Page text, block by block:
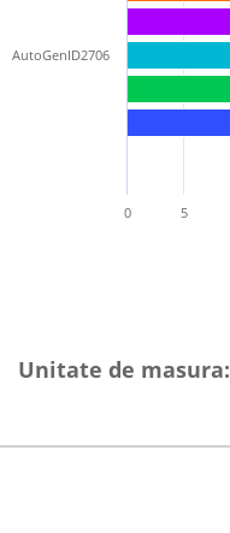
AutoGenID2706
0 5
Unitate de masura: